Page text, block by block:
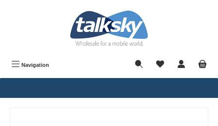
Navigation